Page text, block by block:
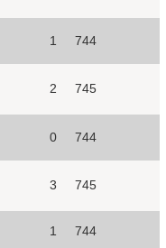
1 744
2 745
0 744
3 745
1 744